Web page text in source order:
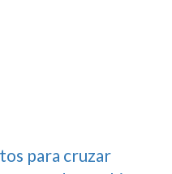
para cruzar